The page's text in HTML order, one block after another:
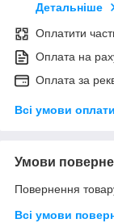
Детальніше
Оплатити
Оплата на
Оплата за
Всі умови оплати
Умови
Повернення
Всі умови